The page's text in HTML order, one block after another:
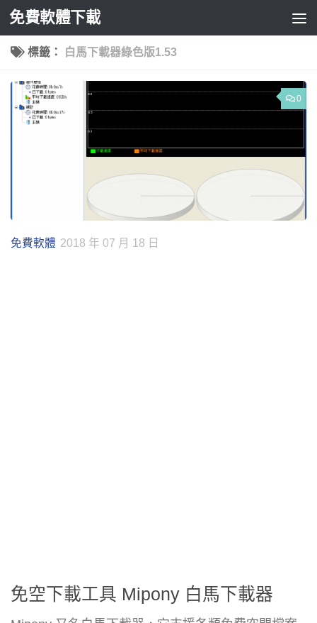
Skip to content
免費軟體下載
標籤： 白馬下載器綠色版1.53
0
免費軟體 2018 年 07 月 18 日
免空下載工具 Mipony 白馬下載器